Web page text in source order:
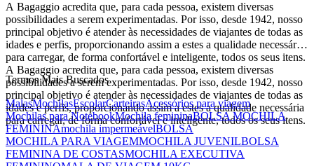
A Bagaggio acredita que, para cada pessoa, existem diversas
possibilidades a serem experimentadas. Por isso, desde 1942, nosso
principal objetivo é atender às necessidades de viajantes de todas as
idades e perfis, proporcionando assim a estes a qualidade necessária
para carregar, de forma confortável e inteligente, todos os seus itens.
A Bagaggio acredita que, para cada pessoa, existem diversas
possibilidades a serem experimentadas. Por isso, desde 1942, nosso
principal objetivo é atender às necessidades de viajantes de todas as
idades e perfis, proporcionando assim a estes a qualidade necessária
para carregar, de forma confortável e inteligente, todos os seus itens.
Termos Mais Buscados
MalasMochilasEscolarCarteirasAcessórios para viagem
Mochilas para NotebookMochila femininaBOLSA MOCHILA
FEMININAmochila impermeávelBOLSA
MOCHILA PARA VIAGEMMOCHILA JUVENILBOLSA
FEMININA DE COSTASMOCHILA EXECUTIVA